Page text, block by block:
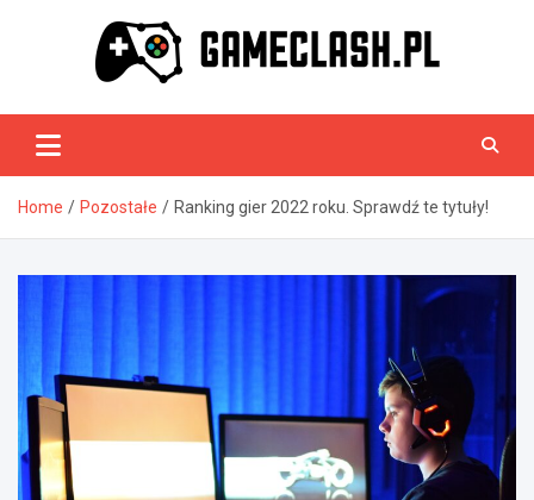
GameClash.pl
Home Pozostałe Ranking gier 2022 roku. Sprawdź te tytuły!